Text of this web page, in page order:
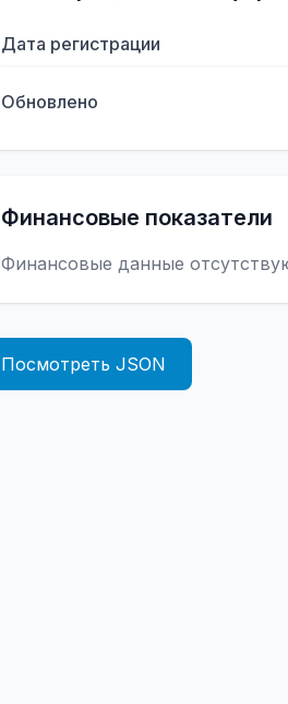
Дата регистрации
Обновлено
Финансовые показатели
Финансовые данные
Посмотреть JSON